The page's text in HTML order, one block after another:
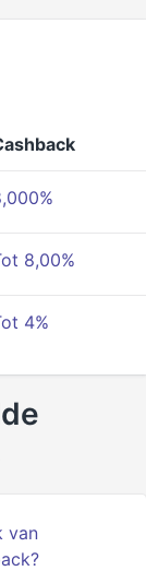
8,00%
4%
van